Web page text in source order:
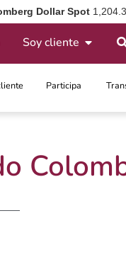
Dollar Spot
Soy cliente
Participa ​